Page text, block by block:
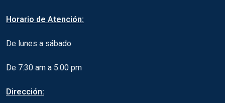
Horario de Atención:
De lunes a sábado
De 7:30 am a 5:00 pm
Dirección: